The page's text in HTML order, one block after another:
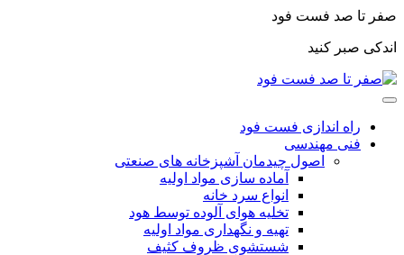
صفر تا صد فست فود
اندکی صبر کنید
راه اندازی فست فود
فنی مهندسی
اصول چیدمان آشپزخانه های صنعتی
آماده سازی مواد اولیه
انواع سرد خانه
تخلیه هوای آلوده توسط هود
تهیه و نگهداری مواد اولیه
شستشوی ظروف کثیف